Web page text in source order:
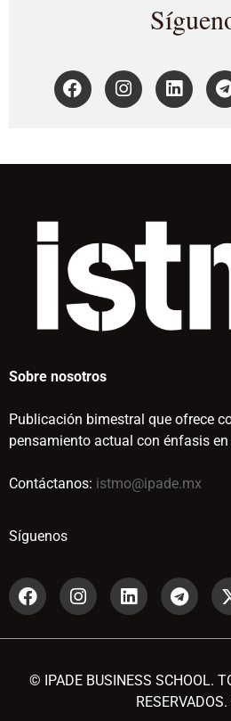
Sobre nosotros
Publicación bimestral que ofrece
pensamiento actual con énfasis
Contáctanos: istmo@ipade.mx
Síguenos
© IPADE BUSINESS SCHOOL.